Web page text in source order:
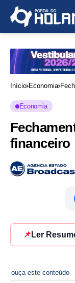
Início Economia
Economia
financeiro
📌 Ler
ouça este conteúdo